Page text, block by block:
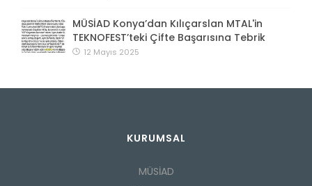
MÜSİAD Konya’dan Kılıçarslan MTAL'in
TEKNOFEST’teki Çifte Başarısına Tebrik
12 Mayıs 2025
KURUMSAL
MÜSİAD